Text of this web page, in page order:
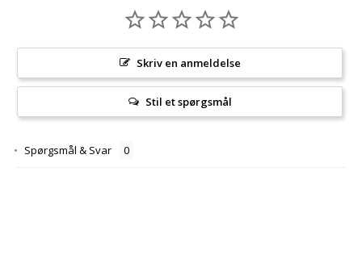
Skriv en anmeldelse
Stil et spørgsmål
Spørgsmål & Svar